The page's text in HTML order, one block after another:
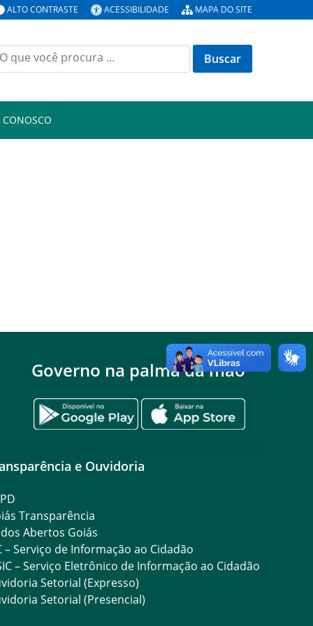
ALTO CONTRASTE ACESSIBILIDADE MAPA DO SITE
CONOSCO
Governo na palma da mão
e Ouvidoria
Transparência
Abertos Goiás
– Serviço de Informação ao Cidadão
– Serviço Eletrônico de Informação ao Cidadão
Setorial (Expresso)
Setorial (Presencial)